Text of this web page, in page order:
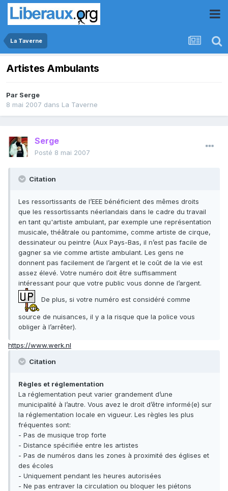
La Taverne
Artistes Ambulants
Par Serge
8 mai 2007 dans La Taverne
Serge
Posté 8 mai 2007
Citation
Les ressortissants de l’EEE bénéficient des mêmes droits
que les ressortissants néerlandais dans le cadre du travail
en tant qu'artiste ambulant, par exemple une représentation
musicale, théâtrale ou pantomime, comme artiste de cirque,
dessinateur ou peintre (Aux Pays-Bas, il n’est pas facile de
gagner sa vie comme artiste ambulant. Les gens ne
donnent pas facilement de l’argent et le coût de la vie est
assez élevé. Votre numéro doit être suffisamment
intéressant pour que votre public vous donne de l’argent.
De plus, si votre numéro est considéré comme
source de nuisances, il y a la risque que la police vous
obliger à l’arrêter).
https://www.werk.nl
Citation
Règles et réglementation
La réglementation peut varier grandement d’une
municipalité à l’autre. Vous avez le droit d’être informé(e) sur
la réglementation locale en vigueur. Les règles les plus
fréquentes sont:
- Pas de musique trop forte
- Distance spécifiée entre les artistes
- Pas de numéros dans les zones à proximité des églises et
des écoles
- Uniquement pendant les heures autorisées
- Ne pas entraver la circulation ou bloquer les piétons